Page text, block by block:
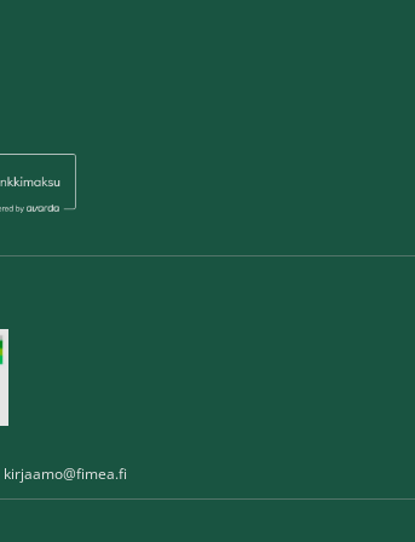
kirjaamo@fimea.fi